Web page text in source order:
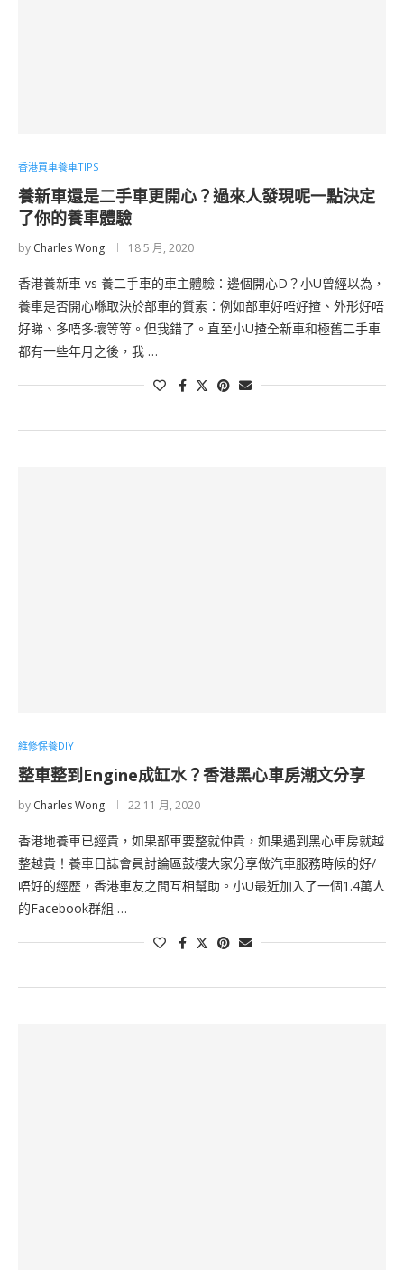
香港買車養車TIPS
養新車還是二手車更開心？過來人發現呢一點決定
了你的養車體驗
by Charles Wong 18 5 月, 2020
香港養新車 vs 養二手車的車主體驗：邊個開心D？小U曾經以為，
養車是否開心喺取決於部車的質素：例如部車好唔好揸、外形好唔
好睇、多唔多壞等等。但我錯了。直至小U揸全新車和極舊二手車
都有一些年月之後，我 …
維修保養DIY
整車整到Engine成缸水？香港黑心車房潮文分享
by Charles Wong 22 11 月, 2020
香港地養車已經貴，如果部車要整就仲貴，如果遇到黑心車房就越
整越貴！養車日誌會員討論區鼓樓大家分享做汽車服務時候的好/
唔好的經歷，香港車友之間互相幫助。小U最近加入了一個1.4萬人
的Facebook群組 …